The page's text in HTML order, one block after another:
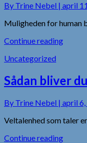
By Trine Nebel | april
Muligheden for human
Continue reading
Uncategorized
Sådan bliver
By Trine Nebel | april
Veltalenhed som taler
Continue reading